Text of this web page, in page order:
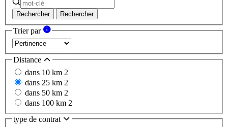
Rechercher Rechercher
Trier par
Distance
dans 10 km 2
dans 25 km 2
dans 50 km 2
dans 100 km 2
type de contrat